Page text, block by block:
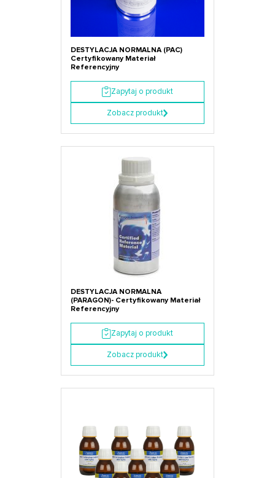
DESTYLACJA NORMALNA (PAC)
Certyfikowany Materiał
Referencyjny
Zapytaj o produkt
Zobacz produkt
DESTYLACJA NORMALNA
(PARAGON)- Certyfikowany Materiał
Referencyjny
Zapytaj o produkt
Zobacz produkt